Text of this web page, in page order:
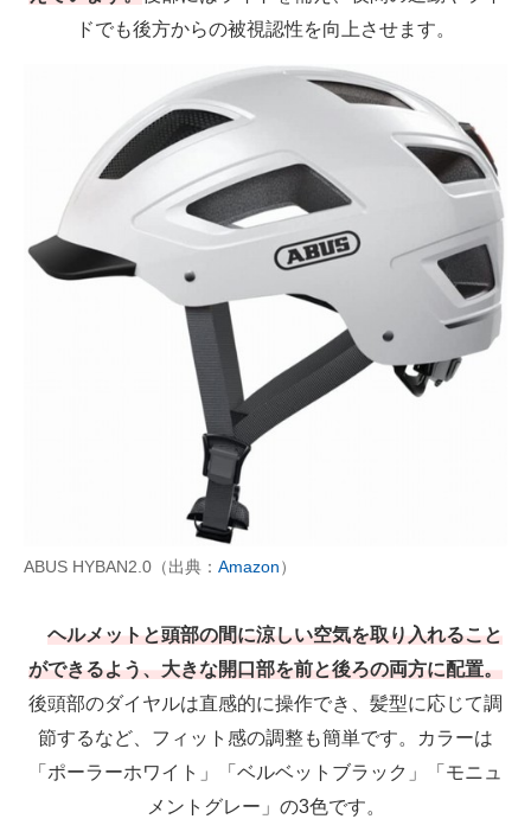
ドでも後方からの被視認性を向上させます。
ABUS HYBAN2.0（出典： Amazon）
ヘルメットと頭部の間に涼しい空気を取り入れること
ができるよう、大きな開口部を前と後ろの両方に配置。
後頭部のダイヤルは直感的に操作でき、髪型に応じて調
節するなど、フィット感の調整も簡単です。カラーは
「ポーラーホワイト」「ベルベットブラック」「モニュ
メントグレー」の3色です。